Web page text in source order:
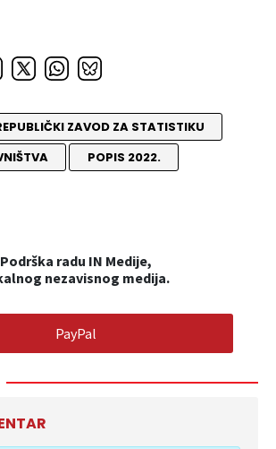
ZAVOD ZA STATISTIKU
POPIS 2022.
Podrška radu IN Medije,
nezavisnog medija.
PayPal